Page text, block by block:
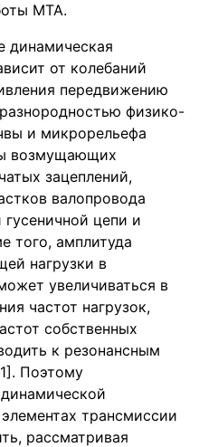
МТА.
динамическая
от колебаний
передвижению
физико-
и микрорельефа
возмущающих
зацеплений,
валопровода
цепи и
того, амплитуда
нагрузки в
увеличиваться в
частот нагрузок,
собственных
к резонансным
Поэтому
трансмиссии
рассматривая